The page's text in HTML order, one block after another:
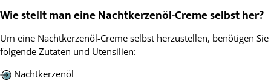
Wie stellt man eine Nachtkerzenöl-Creme selbst her?
Um eine Nachtkerzenöl-Creme selbst herzustellen, benötigen Sie
folgende Zutaten und Utensilien:
Nachtkerzenöl